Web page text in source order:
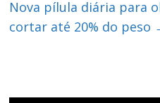
Nova pílula diária para
cortar até 20% do peso